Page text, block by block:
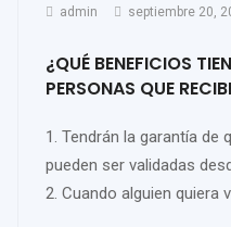
admin septiembre 20,
¿QUÉ BENEFICIOS
PERSONAS QUE
1. Tendrán la garantía de
pueden ser validadas
2. Cuando alguien quiera